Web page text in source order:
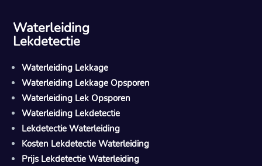
Waterleiding
Lekdetectie
Waterleiding Lekkage
Waterleiding Lekkage Opsporen
Waterleiding Lek Opsporen
Waterleiding Lekdetectie
Lekdetectie Waterleiding
Kosten Lekdetectie Waterleiding
Prijs Lekdetectie Waterleiding